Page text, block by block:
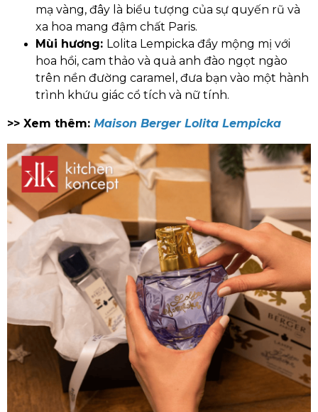
mạ vàng, đây là biểu tượng của sự quyến rũ và
xa hoa mang đậm chất Paris.
Mùi hương: Lolita Lempicka đầy mộng mị với
hoa hồi, cam thảo và quả anh đào ngọt ngào
trên nền đường caramel, đưa bạn vào một hành
trình khứu giác cổ tích và nữ tính.
>> Xem thêm: Maison Berger Lolita Lempicka